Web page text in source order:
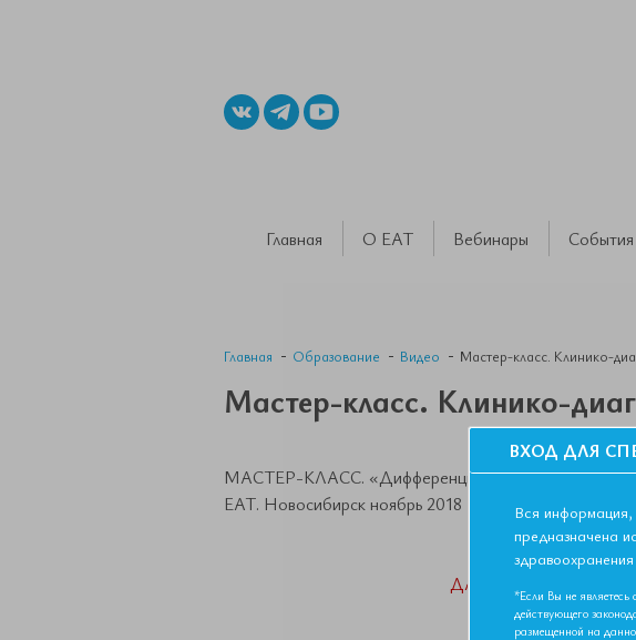
Главная О ЕАТ Вебинары События
Главная Образование Видео Мастер-класс. Клинико-
Мастер-класс. Клинико-
МАСТЕР-КЛАСС. «Дифференциальный диагноз».
ЕАТ. Новосибирск ноябрь 2018
ДАННЫЙ
Если вы
ВХОД ДЛЯ
Вся
предназначена
*Если Вы не являетесь
действующего
размещенной на